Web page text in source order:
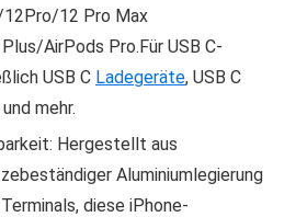
12 Pro Max
AirPods Pro.Für USB C-
USB C Ladegeräte, USB C
mehr.
Hergestellt aus
Aluminiumlegierung
diese iPhone-